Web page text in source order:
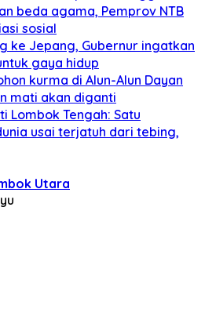
beda agama, Pemprov NTB
sosial
ke Jepang, Gubernur ingatkan
gaya hidup
kurma di Alun-Alun Dayan
mati akan diganti
Lombok Tengah: Satu
usai terjatuh dari tebing,
Utara